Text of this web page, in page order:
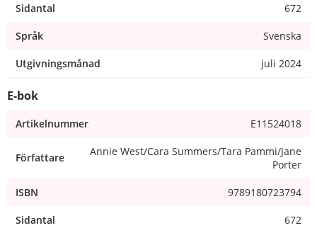
Sidantal 672
Språk Svenska
Utgivningsmånad juli 2024
E-bok
Artikelnummer E11524018
Författare
Annie West/Cara Summers/Tara Pammi/Jane
Porter
ISBN 9789180723794
Sidantal 672